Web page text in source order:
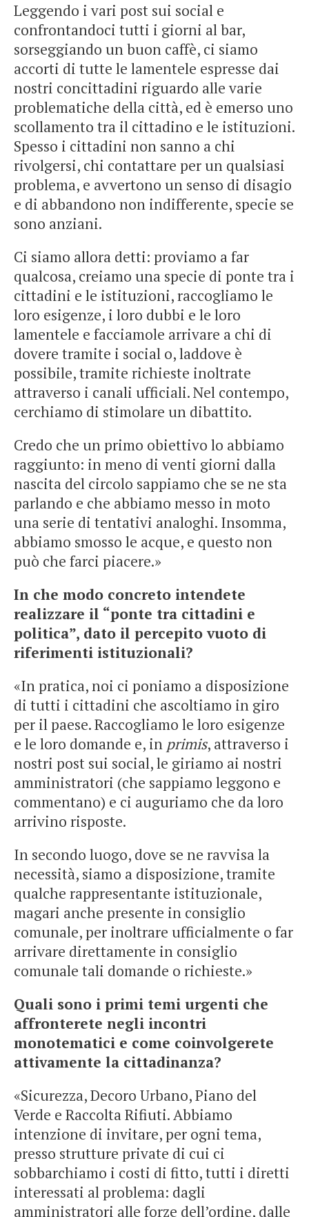
Leggendo i vari post sui social e
confrontandoci tutti i giorni al bar,
sorseggiando un buon caffè, ci siamo
accorti di tutte le lamentele espresse dai
nostri concittadini riguardo alle varie
problematiche della città, ed è emerso uno
scollamento tra il cittadino e le istituzioni.
Spesso i cittadini non sanno a chi
rivolgersi, chi contattare per un qualsiasi
problema, e avvertono un senso di disagio
e di abbandono non indifferente, specie se
sono anziani.
Ci siamo allora detti: proviamo a far
qualcosa, creiamo una specie di ponte tra i
cittadini e le istituzioni, raccogliamo le
loro esigenze, i loro dubbi e le loro
lamentele e facciamole arrivare a chi di
dovere tramite i social o, laddove è
possibile, tramite richieste inoltrate
attraverso i canali ufficiali. Nel contempo,
cerchiamo di stimolare un dibattito.
Credo che un primo obiettivo lo abbiamo
raggiunto: in meno di venti giorni dalla
nascita del circolo sappiamo che se ne sta
parlando e che abbiamo messo in moto
una serie di tentativi analoghi. Insomma,
abbiamo smosso le acque, e questo non
può che farci piacere.»
In che modo concreto intendete
realizzare il “ponte tra cittadini e
politica”, dato il percepito vuoto di
riferimenti istituzionali?
«In pratica, noi ci poniamo a disposizione
di tutti i cittadini che ascoltiamo in giro
per il paese. Raccogliamo le loro esigenze
e le loro domande e, in primis, attraverso i
nostri post sui social, le giriamo ai nostri
amministratori (che sappiamo leggono e
commentano) e ci auguriamo che da loro
arrivino risposte.
In secondo luogo, dove se ne ravvisa la
necessità, siamo a disposizione, tramite
qualche rappresentante istituzionale,
magari anche presente in consiglio
comunale, per inoltrare ufficialmente o far
arrivare direttamente in consiglio
comunale tali domande o richieste.»
Quali sono i primi temi urgenti che
affronterete negli incontri
monotematici e come coinvolgerete
attivamente la cittadinanza?
«Sicurezza, Decoro Urbano, Piano del
Verde e Raccolta Rifiuti. Abbiamo
intenzione di invitare, per ogni tema,
presso strutture private di cui ci
sobbarchiamo i costi di fitto, tutti i diretti
interessati al problema: dagli
amministratori alle forze dell’ordine, dalle